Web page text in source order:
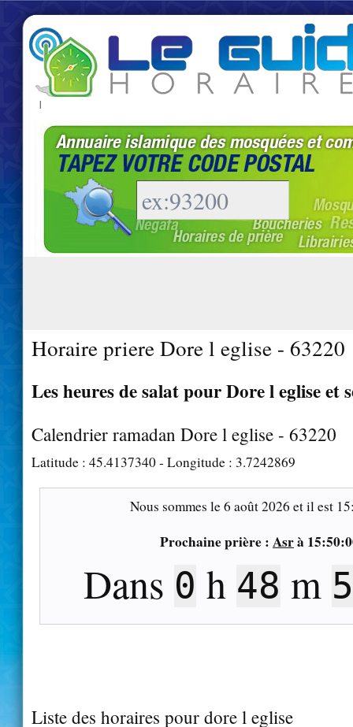
|
Horaire priere Dore l eglise - 63220
Les heures de salat pour Dore l eglise et
Calendrier ramadan Dore l eglise - 63220
Latitude : 45.4137340- Longitude : 3.7242869
Nous sommes le6 août 2026 et il est
Prochaine prière : Asrà
Dans 0 h 48 m
Liste des horaires pour dore l eglise